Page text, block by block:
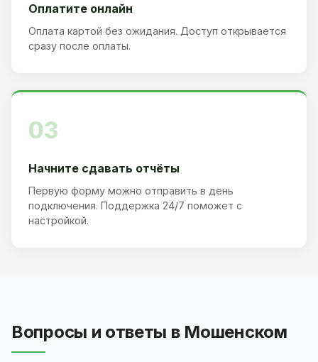
Оплатите онлайн
Оплата картой без ожидания. Доступ открывается
сразу после оплаты.
03
Начните сдавать отчёты
Первую форму можно отправить в день
подключения. Поддержка 24/7 поможет с
настройкой.
Вопросы и ответы в Мошенском